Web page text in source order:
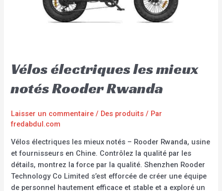
Vélos électriques les mieux
notés Rooder Rwanda
Laisser un commentaire / Des produits / Par
fredabdul.com
Vélos électriques les mieux notés – Rooder Rwanda, usine
et fournisseurs en Chine. Contrôlez la qualité par les
détails, montrez la force par la qualité. Shenzhen Rooder
Technology Co Limited s’est efforcée de créer une équipe
de personnel hautement efficace et stable et a exploré un